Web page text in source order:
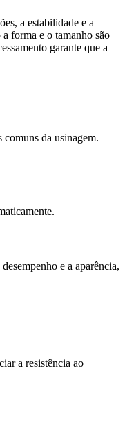
a estabilidade e a
forma e o tamanho são
garante que a
comuns da usinagem.
e a aparência,
a resistência ao